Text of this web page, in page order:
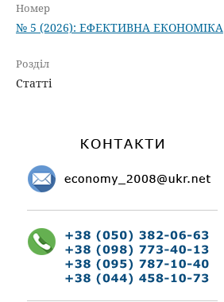
Номер
№ 5 (2026): ЕФЕКТИВНА ЕКОНОМІКА
Розділ
Статті